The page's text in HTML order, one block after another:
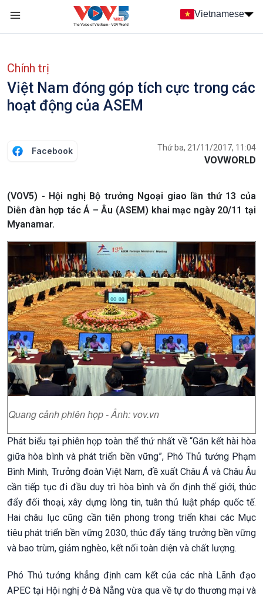
Nhảy đến nội dung
Vietnamese
Chính trị
Việt Nam đóng góp tích cực trong các
hoạt động của ASEM
Facebook Thứ ba, 21/11/2017, 11:04
VOVWORLD
(VOV5) - Hội nghị Bộ trưởng Ngoại giao lần thứ 13 của
Diễn đàn hợp tác Á – Âu (ASEM) khai mạc ngày 20/11 tại
Myanamar.
Quang cảnh phiên họp - Ảnh: vov.vn
Phát biểu tại phiên họp toàn thể thứ nhất về “Gắn kết hài hòa
giữa hòa bình và phát triển bền vững”, Phó Thủ tướng Phạm
Bình Minh, Trưởng đoàn Việt Nam, đề xuất Châu Á và Châu Âu
cần tiếp tục đi đầu duy trì hòa bình và ổn định thế giới, thúc
đẩy đối thoại, xây dựng lòng tin, tuân thủ luật pháp quốc tế.
Hai châu lục cũng cần tiên phong trong triển khai các Mục
tiêu phát triển bền vững 2030, thúc đẩy tăng trưởng bền vững
và bao trùm, giảm nghèo, kết nối toàn diện và chất lượng.
Phó Thủ tướng khẳng định cam kết của các nhà Lãnh đạo
APEC tại Hội nghị ở Đà Nẵng vừa qua về tự do thương mại và